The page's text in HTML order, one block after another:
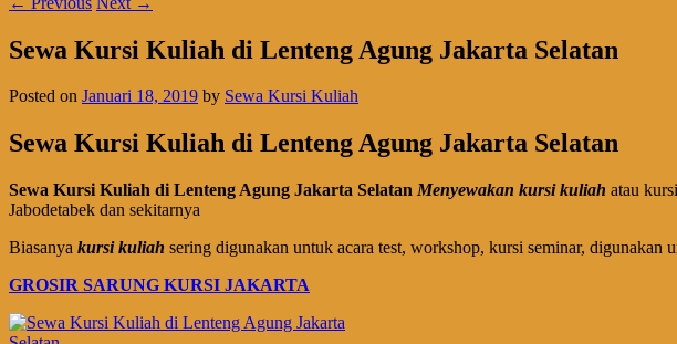
Sewa Kursi Kuliah di Lenteng Agung Jakarta Selatan
Posted on Januari 18, 2019 by Sewa Kursi Kuliah
Sewa Kursi Kuliah di Lenteng Agung Jakarta Selatan
Sewa Kursi Kuliah di Lenteng Agung Jakarta Selatan Menyewakan kursi kuliah atau
Jabodetabek dan sekitarnya
Biasanya kursi kuliah sering digunakan untuk acara test, workshop, kursi seminar,
GROSIR SARUNG KURSI JAKARTA